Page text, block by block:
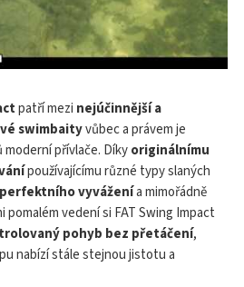
patří mezi nejúčinnější a
swimbaityvůbec a právem je
moderní přívlače. Díkyoriginálnímu
používajícímu různé typy slaných
perfektního vyváženía mimořádně
vedení si FAT Swing Impact
pohyb bez přetáčení,
nabízí stále stejnou jistotu a